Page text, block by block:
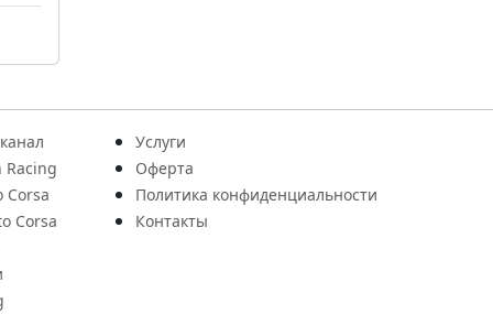
Racing
Corsa
Corsa
Услуги
Оферта
Политика конфиденциальности
Контакты